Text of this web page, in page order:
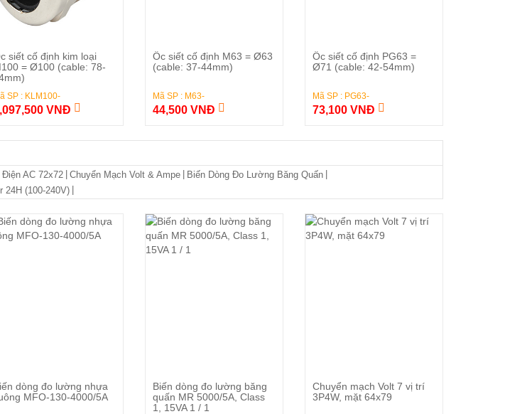
Đặt Hàng
siết cố định kim loại
= Ø100 (cable: 78-
SP : KLM100-
VNĐ
Đặt Hàng
Ốc siết cố định M63 = Ø63
(cable: 37-44mm)
Mã SP : M63-
44,500 VNĐ
Đặt Hàng
Ốc siết cố định PG63 =
Ø71 (cable: 42-54mm)
Mã SP : PG63-
73,100 VNĐ
AC 72x72 Chuyển Mạch Volt & Ampe Biến Dòng Đo Lường Băng Quấn
24H (100-240V)
Đặt Hàng
dòng đo lường nhựa
MFO-130-4000/5A
Đặt Hàng
Biến dòng đo lường băng
quấn MR 5000/5A, Class
1, 15VA 1 / 1
Đặt Hàng
Chuyển mạch Volt 7 vị trí
3P4W, mặt 64x79